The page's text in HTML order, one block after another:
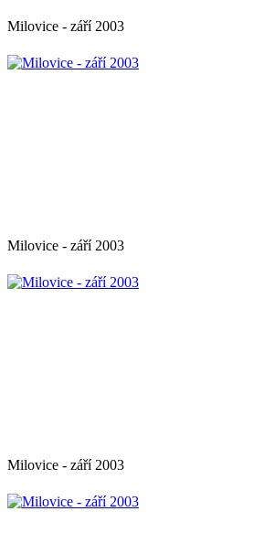
Milovice - září 2003
Milovice - září 2003
Milovice - září 2003